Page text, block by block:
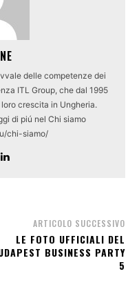
delle competenze dei
ITL Group, che dal 1995
crescita in Ungheria.
di piú nel Chi siamo
chi-siamo/
ARTICOLO SUCCESSIVO
LE FOTO UFFICIALI DEL
BUSINESS PARTY
5